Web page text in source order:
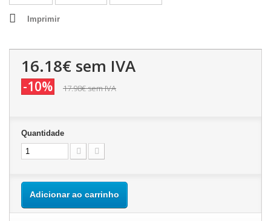
Imprimir
16.18€ sem IVA
-10% 17.98€sem IVA
Quantidade
Adicionar ao carrinho